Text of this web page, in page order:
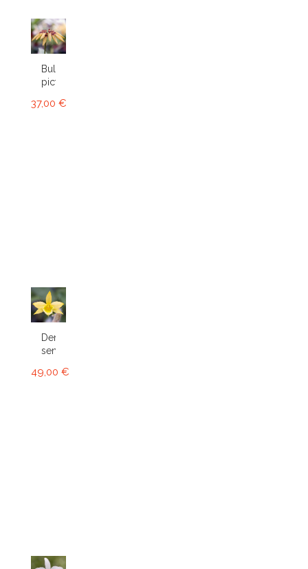
Bulbophyllum
picturatum
37,00 €
Dendrobium
senile
49,00 €